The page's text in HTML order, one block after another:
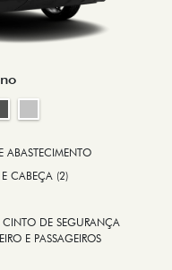
ABASTECIMENTO
CABEÇA (2)
DE SEGURANÇA
E PASSAGEIROS